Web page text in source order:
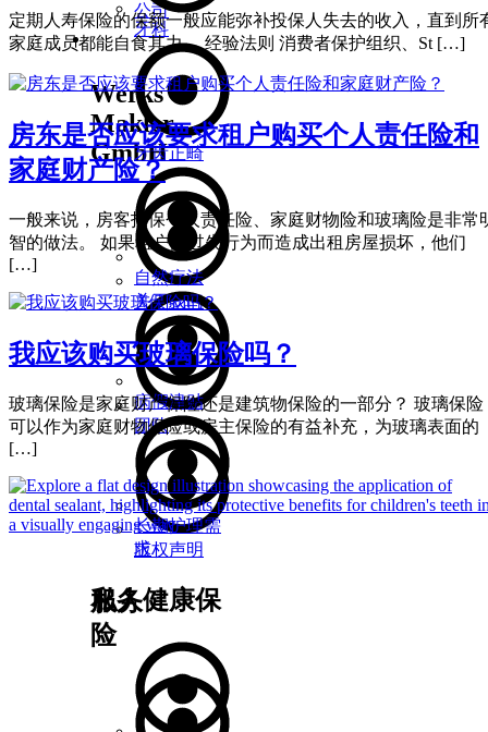
公司
关于我们
Werks
Makler
GmbH
关于我们
团队
版权声明
服务
牙科
牙齿正畸
自然疗法
病假津贴
长期护理需
求
私人健康保
险
定期人寿保险的保额一般应能弥补投保人失去的收入，直到所
家庭成员都能自食其力。 经验法则 消费者保护组织、St […]
房东是否应该要求租户购买个人责任险和
家庭财产险？
一般来说，房客投保个人责任险、家庭财物险和玻璃险是非常
智的做法。 如果租户因过失行为而造成出租房屋损坏，他们
[…]
我应该购买玻璃保险吗？
玻璃保险是家庭财产保险还是建筑物保险的一部分？ 玻璃保险
可以作为家庭财物保险或房主保险的有益补充，为玻璃表面的
[…]